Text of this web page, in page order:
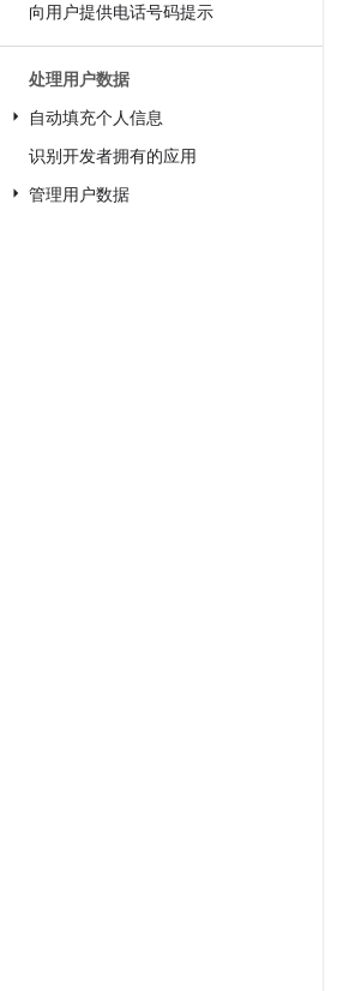
向用户提供电话号码提示
处理用户数据
自动填充个人信息
识别开发者拥有的应用
管理用户数据